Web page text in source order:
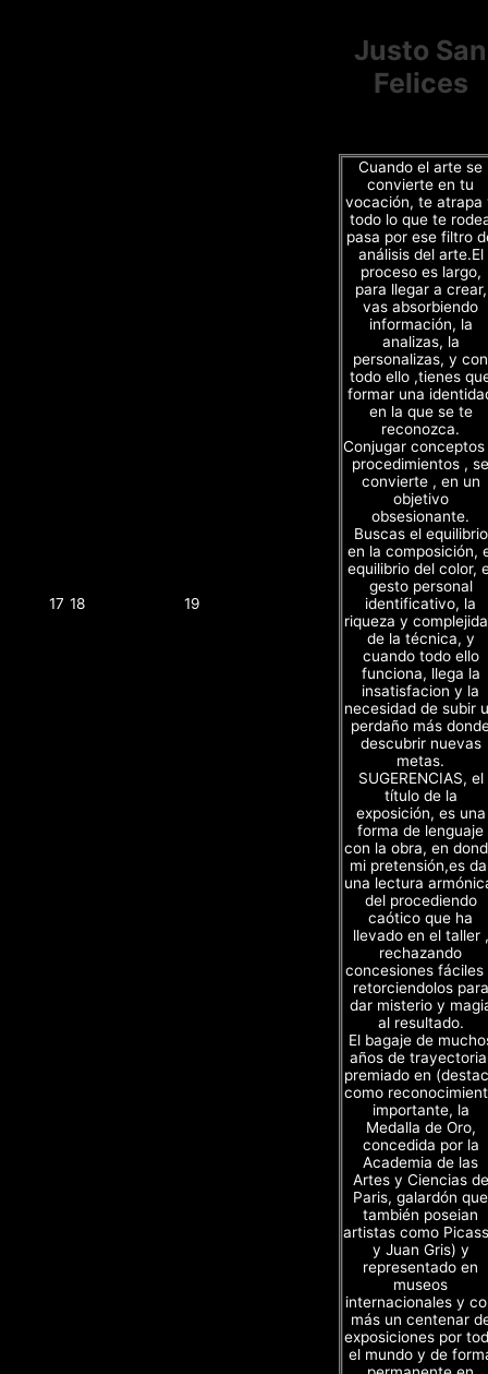
17 18 19
Justo San
Felices
Cuando el arte se
convierte en tu
vocación, te atrapa
todo lo que te
pasa por ese filtro
análisis del arte.El
proceso es largo,
para llegar a crear,
vas absorbiendo
información, la
analizas, la
personalizas, y con
todo ello ,tienes
formar una
en la que se te
reconozca.
Conjugar
procedimientos , se
convierte , en un
objetivo
obsesionante.
Buscas el equilibrio
en la composición,
equilibrio del color,
gesto personal
identificativo, la
riqueza y
de la técnica, y
cuando todo ello
funciona, llega la
insatisfacion y la
necesidad de subir
perdaño más
descubrir nuevas
metas.
SUGERENCIAS, el
título de la
exposición, es una
forma de lenguaje
con la obra, en
mi pretensión,es
una lectura
del procediendo
caótico que ha
llevado en el taller ,
rechazando
concesiones fáciles
retorciendolos para
dar misterio y
al resultado.
El bagaje de
años de
premiado en
como
importante, la
Medalla de Oro,
concedida por la
Academia de las
Artes y Ciencias de
Paris, galardón que
también poseian
artistas como
y Juan Gris) y
representado en
museos
internacionales y
más un centenar
exposiciones por
el mundo y de